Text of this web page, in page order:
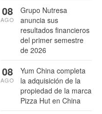
Grupo Nutresa
anuncia sus
resultados financieros
del primer semestre
de 2026
08
AGO
Yum China completa
la adquisición de la
propiedad de la marca
Pizza Hut en China
08
AGO